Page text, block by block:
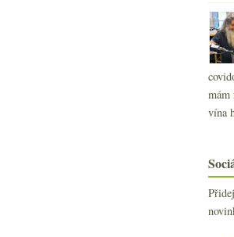
mám
vína